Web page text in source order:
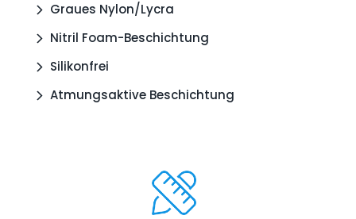
Graues Nylon/Lycra
Nitril Foam-Beschichtung
Silikonfrei
Atmungsaktive Beschichtung